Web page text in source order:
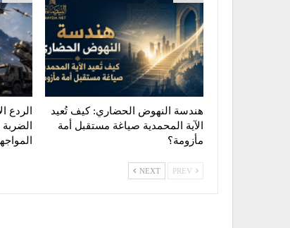
هندسة النهوض الحضاري: كيف تُعيد
الآية المحمدية صياغة مستقبل أمة
مأزومة؟
الردع
NEXT